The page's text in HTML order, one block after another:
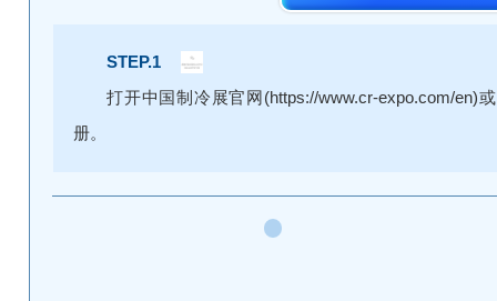
STEP.1
打开中国制冷展官网(https://www.cr-expo.com/
册。